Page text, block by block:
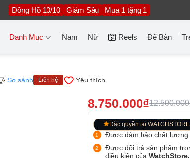
Đồng Hồ 10/10 Giảm Sâu Mua 1 tặng 1
Danh Mục Nam Nữ Reels Để Bàn
So sánh Liên hệ Yêu thích
8.750.000₫
Đặc quyền tại WATCHSTORE
Được đảm bảo chất lượng
Được đổi trả sản phẩm
điều kiện của